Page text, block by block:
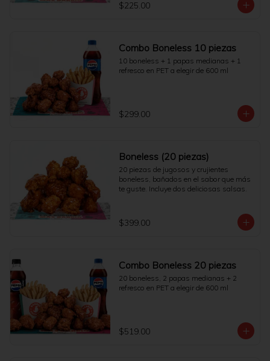
$225.00
Combo Boneless 10 piezas
10 boneless + 1 papas medianas + 1
refresco en PET a elegir de 600 ml
$299.00
Boneless (20 piezas)
20 piezas de jugosos y crujientes
boneless, bañados en el sabor que más
te guste. Incluye dos deliciosas salsas.
$399.00
Combo Boneless 20 piezas
20 boneless, 2 papas medianas + 2
refresco en PET a elegir de 600 ml
$519.00